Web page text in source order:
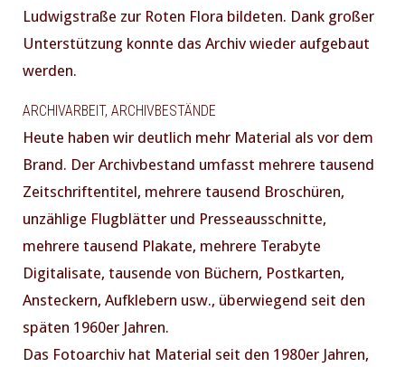
Ludwigstraße zur Roten Flora bildeten. Dank großer
Unterstützung konnte das Archiv wieder aufgebaut
werden.
ARCHIVARBEIT, ARCHIVBESTÄNDE
Heute haben wir deutlich mehr Material als vor dem
Brand. Der Archivbestand umfasst mehrere tausend
Zeitschriftentitel, mehrere tausend Broschüren,
unzählige Flugblätter und Presseausschnitte,
mehrere tausend Plakate, mehrere Terabyte
Digitalisate, tausende von Büchern, Postkarten,
Ansteckern, Aufklebern usw., überwiegend seit den
späten 1960er Jahren.
Das Fotoarchiv hat Material seit den 1980er Jahren,